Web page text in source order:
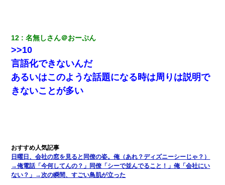
高1のとき男に襲われ、不妊の叔母に頼まれて出産。→叔母夫婦が
養子縁組してアメリカに子供を連れ帰った。→9・11で叔母夫婦が
亡くなってしまい…
し…)うちの子ではないので迎えに行きません」→息子を名乗って
た人物の正体が判明するも・・・
私は家が貧しくて、手に職をつけようと看護師になった。だけど
12 名無しさん＠おーぷん
>>10
言語化できないんだ
あるいはこのような話題になる時は周りは説明で
きないことが多い
日曜日、会社の窓を見ると同僚の姿。俺（あれ？ディズニーシーじゃ？）
→俺電話「今何してんの？」同僚「シーで並んでること！」俺「会社にい
ない？」→次の瞬間、すごい鳥肌が立った